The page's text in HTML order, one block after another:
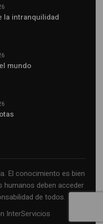
la intranquilidad
mundo
El conocimiento es bien
humanos deben acceder
de todos.
InterServicios